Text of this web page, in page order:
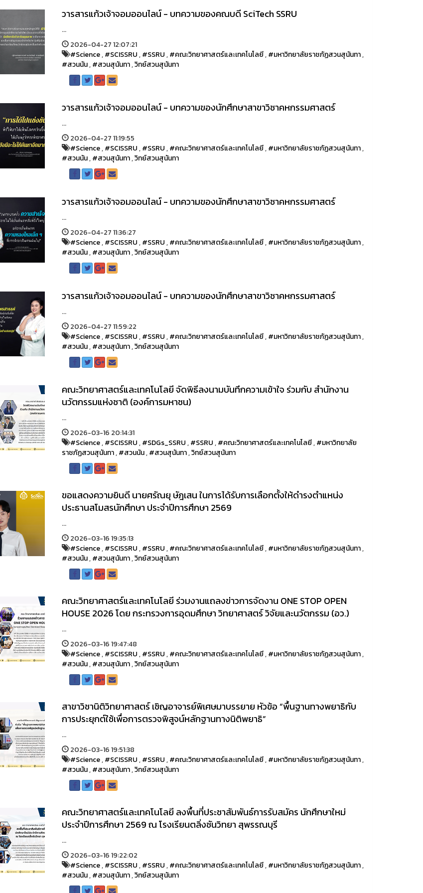
วารสารแก้วเจ้าจอมออนไลน์ - บทความของคณบดี SciTech SSRU
...
2026-04-27 12:07:21
#Science,#SCISSRU,#SSRU,#คณะวิทยาศาสตร์และเทคโนโลยี,#มหาวิทยาลัยราชภัฏสวนสุนันทา,
#สวนนัน,#สวนสุนันทา,วิทย์สวนสุนันทา
วารสารแก้วเจ้าจอมออนไลน์ - บทความของนักศึกษาสาขาวิชาคหกรรมศาสตร์
...
2026-04-27 11:19:55
#Science,#SCISSRU,#SSRU,#คณะวิทยาศาสตร์และเทคโนโลยี,#มหาวิทยาลัยราชภัฏสวนสุนันทา,
#สวนนัน,#สวนสุนันทา,วิทย์สวนสุนันทา
วารสารแก้วเจ้าจอมออนไลน์ - บทความของนักศึกษาสาขาวิชาคหกรรมศาสตร์
...
2026-04-27 11:36:27
#Science,#SCISSRU,#SSRU,#คณะวิทยาศาสตร์และเทคโนโลยี,#มหาวิทยาลัยราชภัฏสวนสุนันทา,
#สวนนัน,#สวนสุนันทา,วิทย์สวนสุนันทา
วารสารแก้วเจ้าจอมออนไลน์ - บทความของนักศึกษาสาขาวิชาคหกรรมศาสตร์
...
2026-04-27 11:59:22
#Science,#SCISSRU,#SSRU,#คณะวิทยาศาสตร์และเทคโนโลยี,#มหาวิทยาลัยราชภัฏสวนสุนันทา,
#สวนนัน,#สวนสุนันทา,วิทย์สวนสุนันทา
คณะวิทยาศาสตร์และเทคโนโลยี จัดพิธีลงนามบันทึกความเข้าใจ ร่วมกับ สำนักงาน
นวัตกรรมแห่งชาติ (องค์การมหาชน)
...
2026-03-16 20:14:31
#Science,#SCISSRU,#SDGs_SSRU,#SSRU,#คณะวิทยาศาสตร์และเทคโนโลยี,#มหาวิทยาลัย
ราชภัฏสวนสุนันทา,#สวนนัน,#สวนสุนันทา,วิทย์สวนสุนันทา
ขอแสดงความยินดี นายศรัณยุ ษัฎเสน ในการได้รับการเลือกตั้งให้ดำรงตำแหน่ง
ประธานสโมสรนักศึกษา ประจำปีการศึกษา 2569
...
2026-03-16 19:35:13
#Science,#SCISSRU,#SSRU,#คณะวิทยาศาสตร์และเทคโนโลยี,#มหาวิทยาลัยราชภัฏสวนสุนันทา,
#สวนนัน,#สวนสุนันทา,วิทย์สวนสุนันทา
คณะวิทยาศาสตร์และเทคโนโลยี ร่วมงานแถลงข่าวการจัดงาน ONE STOP OPEN
HOUSE 2026 โดย กระทรวงการอุดมศึกษา วิทยาศาสตร์ วิจัยและนวัตกรรม (อว.)
...
2026-03-16 19:47:48
#Science,#SCISSRU,#SSRU,#คณะวิทยาศาสตร์และเทคโนโลยี,#มหาวิทยาลัยราชภัฏสวนสุนันทา,
#สวนนัน,#สวนสุนันทา,วิทย์สวนสุนันทา
สาขาวิชานิติวิทยาศาสตร์ เชิญอาจารย์พิเศษมาบรรยาย หัวข้อ “พื้นฐานทางพยาธิกับ
การประยุกต์ใช้เพื่อการตรวจพิสูจน์หลักฐานทางนิติพยาธิ”
...
2026-03-16 19:51:38
#Science,#SCISSRU,#SSRU,#คณะวิทยาศาสตร์และเทคโนโลยี,#มหาวิทยาลัยราชภัฏสวนสุนันทา,
#สวนนัน,#สวนสุนันทา,วิทย์สวนสุนันทา
คณะวิทยาศาสตร์และเทคโนโลยี ลงพื้นที่ประชาสัมพันธ์การรับสมัคร นักศึกษาใหม่
ประจำปีการศึกษา 2569 ณ โรงเรียนตลิ่งชันวิทยา สุพรรณบุรี
...
2026-03-16 19:22:02
#Science,#SCISSRU,#SSRU,#คณะวิทยาศาสตร์และเทคโนโลยี,#มหาวิทยาลัยราชภัฏสวนสุนันทา,
#สวนนัน,#สวนสุนันทา,วิทย์สวนสุนันทา